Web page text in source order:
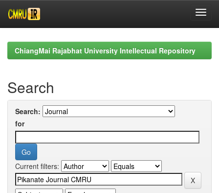
navigationChiangMai Rajabhat University Intellectual Repository
Search
Search:
for
Current filters: